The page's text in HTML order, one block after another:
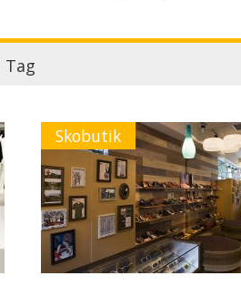
Tag
Skobutik